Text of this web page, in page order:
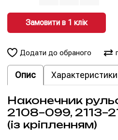
Замовити в 1 клiк
Додати до обраного
Опис Характеристики
Наконечник
2108–099,
(із кріпленням)